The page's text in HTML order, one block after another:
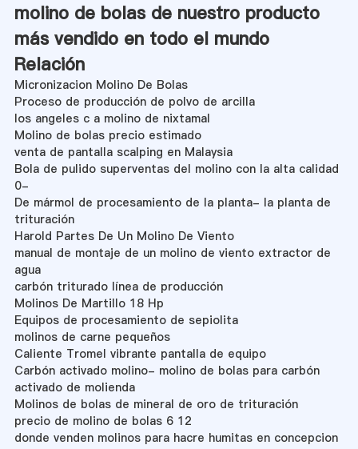
molino de bolas de nuestro producto
más vendido en todo el mundo
Relación
Micronizacion Molino De Bolas
Proceso de producción de polvo de arcilla
los angeles c a molino de nixtamal
Molino de bolas precio estimado
venta de pantalla scalping en Malaysia
Bola de pulido superventas del molino con la alta calidad
0-
De mármol de procesamiento de la planta- la planta de
trituración
Harold Partes De Un Molino De Viento
manual de montaje de un molino de viento extractor de
agua
carbón triturado línea de producción
Molinos De Martillo 18 Hp
Equipos de procesamiento de sepiolita
molinos de carne pequeños
Caliente Tromel vibrante pantalla de equipo
Carbón activado molino- molino de bolas para carbón
activado de molienda
Molinos de bolas de mineral de oro de trituración
precio de molino de bolas 6 12
donde venden molinos para hacre humitas en concepcion